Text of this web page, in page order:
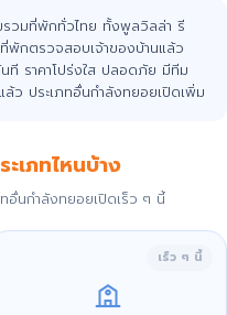
วมที่พักทั่วไทย ทั้งพูลวิลล่า รี
พักตรวจสอบเจ้าของบ้านแล้ว
ที ราคาโปร่งใส ปลอดภัย มีทีม
ว ประเภทอื่นกำลังทยอยเปิดเพิ่ม
เภทไหนบ้าง
อื่นกำลังทยอยเปิดเร็ว ๆ นี้
เร็ว ๆ นี้